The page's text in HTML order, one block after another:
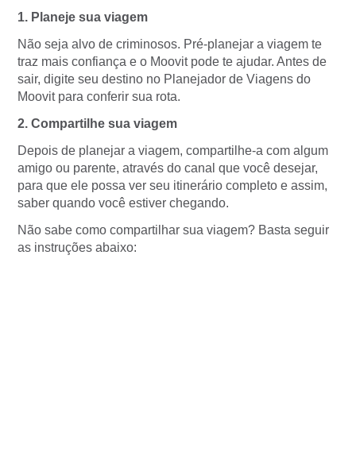
1. Planeje sua viagem
Não seja alvo de criminosos. Pré-planejar a viagem te
traz mais confiança e o Moovit pode te ajudar. Antes de
sair, digite seu destino no Planejador de Viagens do
Moovit para conferir sua rota.
2. Compartilhe sua viagem
Depois de planejar a viagem, compartilhe-a com algum
amigo ou parente, através do canal que você desejar,
para que ele possa ver seu itinerário completo e assim,
saber quando você estiver chegando.
Não sabe como compartilhar sua viagem? Basta seguir
as instruções abaixo: